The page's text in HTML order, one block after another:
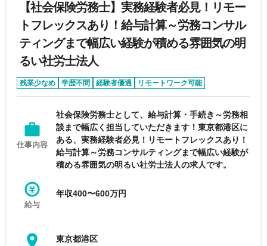
【社会保険労務士】実務経験者必見！リモー
トフレックスあり！給与計算～労務コンサル
ティングまで幅広い経験が積める雰囲気の明
るい社労士法人
残業少なめ 学歴不問 経験者優遇
リモートワーク可能
年間休日120日以上
仕事内容
社会保険労務士として、給与計算・手続き～労務相
談まで幅広く担当していただきます！東京都港区に
ある、実務経験者必見！リモートフレックスあり！
給与計算～労務コンサルティングまで幅広い経験が
積める雰囲気の明るい社労士法人の求人です。
給与
年収400〜600万円
東京都港区